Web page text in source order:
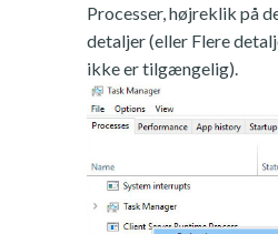
Processer, højreklik på
detaljer (eller Flere
ikke er tilgængelig).